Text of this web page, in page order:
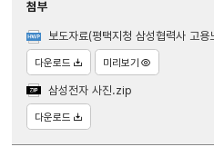
첨부
보도자료(평택지청 삼성협력사 고
다운로드 미리보기
삼성전자 사진.zip
다운로드